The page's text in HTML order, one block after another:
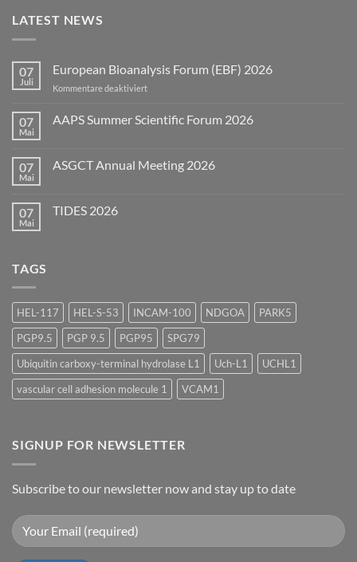
LATEST NEWS
07
Juli
European Bioanalysis Forum (EBF) 2026
Kommentare deaktiviertfür
Bioanalysis
Forum
07
Mai
AAPS Summer Scientific Forum 2026
AAPS
2026
07
Mai
ASGCT Annual Meeting 2026
ASGCT
07
Mai
TIDES 2026
TAGS
HEL-117 HEL-S-53 INCAM-100 NDGOA
PARK5
PGP9.5
PGP 9.5 PGP95
SPG79
Ubiquitin carboxy-terminal hydrolase L1
Uch-L1
UCHL1
vascular cell adhesion molecule 1
VCAM1
SIGNUP FOR NEWSLETTER
Subscribe to our newsletter now and stay up to date